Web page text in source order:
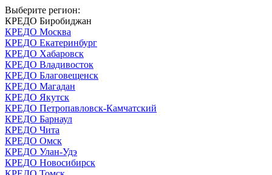
Выберите регион:
КРЕДО Биробиджан
КРЕДО Москва
КРЕДО Екатеринбург
КРЕДО Хабаровск
КРЕДО Владивосток
КРЕДО Благовещенск
КРЕДО Магадан
КРЕДО Якутск
КРЕДО Петропавловск-Камчатский
КРЕДО Барнаул
КРЕДО Чита
КРЕДО Омск
КРЕДО Улан-Удэ
КРЕДО Новосибирск